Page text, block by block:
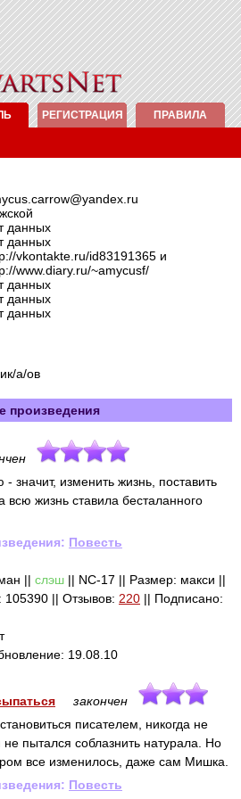
РЕГИСТРАЦИЯ ПРАВИЛА
данных
данных
vkontakte.ru/id83191365 и
www.diary.ru/~amycusf/
данных
данных
данных
а/ов
произведения
значит, изменить жизнь, поставить
всю жизнь ставила бесталанного
Повесть
|| слэш || NC-17 || Размер: макси ||
105390 || Отзывов: 220 || Подписано:
19.08.10
закончен
писателем, никогда не
пытался соблазнить натурала. Но
все изменилось, даже сам Мишка.
Повесть